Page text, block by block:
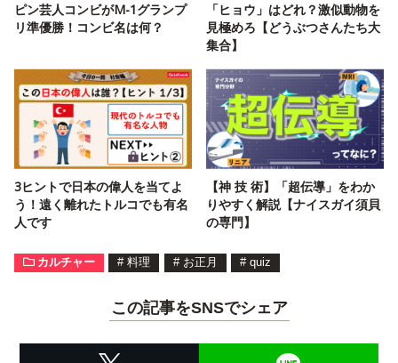
ピン芸人コンビがM-1グランプ
リ準優勝！コンビ名は何？
「ヒョウ」はどれ？激似動物を
見極めろ【どうぶつさんたち大
集合】
3ヒントで日本の偉人を当てよ
う！遠く離れたトルコでも有名
人です
【神 技 術】「超伝導」をわか
りやすく解説【ナイスガイ須貝
の専門】
カルチャー # 料理 # お正月 # quiz
この記事をSNSでシェア